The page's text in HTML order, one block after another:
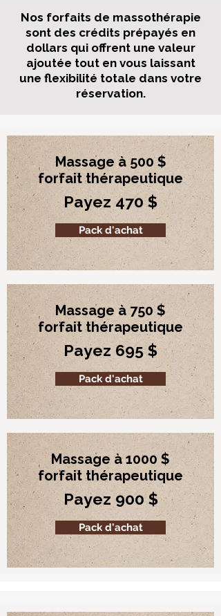
Nos forfaits de massothérapie
sont des crédits prépayés en
dollars qui offrent une valeur
ajoutée tout en vous laissant
une flexibilité totale dans votre
réservation.
Massage à 500 $
forfait thérapeutique
Payez 470 $
Pack d'achat
Massage à 750 $
forfait thérapeutique
Payez 695 $
Pack d'achat
Massage à 1000 $
forfait thérapeutique
Payez 900 $
Pack d'achat